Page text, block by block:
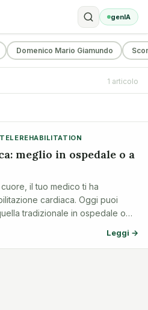
genIA
Domenico Mario Giamundo
1 articolo
meglio in ospedale o a
il tuo medico ti ha
cardiaca. Oggi puoi
tradizionale in ospedale o
Un nuovo studio
Leggi →